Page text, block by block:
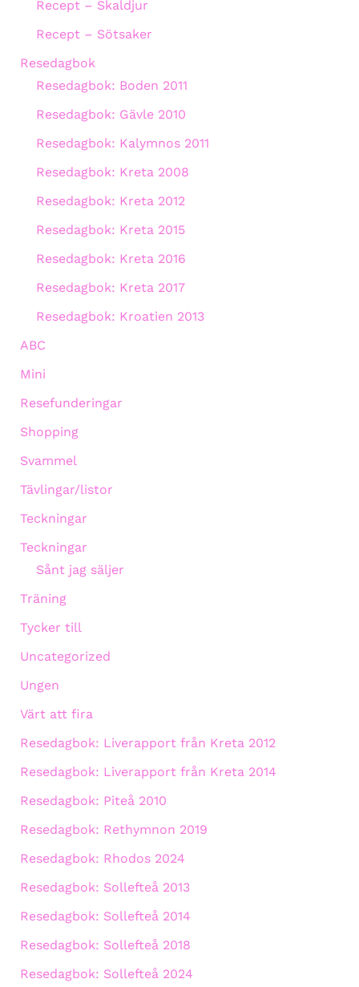
Recept – Skaldjur
Recept – Sötsaker
Resedagbok
Resedagbok: Boden 2011
Resedagbok: Gävle 2010
Resedagbok: Kalymnos 2011
Resedagbok: Kreta 2008
Resedagbok: Kreta 2012
Resedagbok: Kreta 2015
Resedagbok: Kreta 2016
Resedagbok: Kreta 2017
Resedagbok: Kroatien 2013
ABC
Mini
Resefunderingar
Shopping
Svammel
Tävlingar/listor
Teckningar
Teckningar
Sånt jag säljer
Träning
Tycker till
Uncategorized
Ungen
Värt att fira
Resedagbok: Liverapport från Kreta 2012
Resedagbok: Liverapport från Kreta 2014
Resedagbok: Piteå 2010
Resedagbok: Rethymnon 2019
Resedagbok: Rhodos 2024
Resedagbok: Sollefteå 2013
Resedagbok: Sollefteå 2014
Resedagbok: Sollefteå 2018
Resedagbok: Sollefteå 2024